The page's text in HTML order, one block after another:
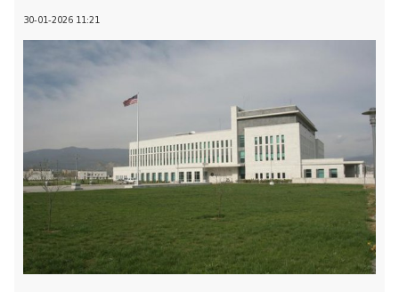
30-01-2026 11:21